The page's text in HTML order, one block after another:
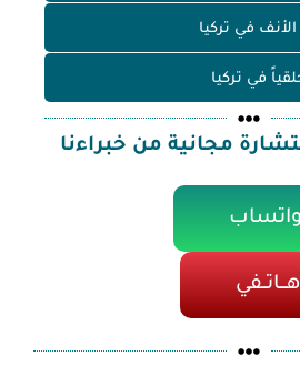
في تركيا
في تركيا
مجانية من خبراءنا